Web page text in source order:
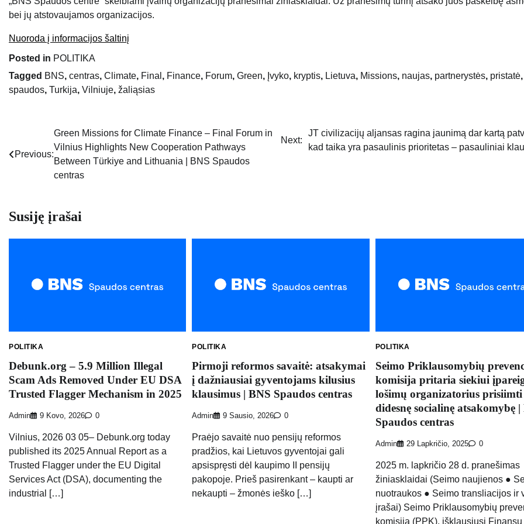
bei jų atstovaujamos organizacijos.
Nuoroda į informacijos šaltinį
Posted in POLITIKA
Tagged BNS, centras, Climate, Final , Finance, Forum, Green, Įvyko, kryptis, Lietuva, Missions, naujas, partnerystės, pristatė,
spaudos, Turkija, Vilniuje, žaliąsias
Navigacija
tarp
Previous:
Green Missions for Climate Finance – Final Forum in
Vilnius Highlights New Cooperation Pathways
Between Türkiye and Lithuania | BNS Spaudos
centras
Next:
JT civilizacijų aljansas ragina jaunimą dar kartą
kad taika yra pasaulinis prioritetas – pasauliniai
Susiję įrašai
POLITIKA
Debunk.org – 5.9 Million Illegal
Scam Ads Removed Under EU DSA
Trusted Flagger Mechanism in 2025
Admin 9 Kovo, 2026 0
Vilnius, 2026 03 05– Debunk.org today
published its 2025 Annual Report as a
Trusted Flagger under the EU Digital
Services Act (DSA), documenting the
industrial […]
POLITIKA
Pirmoji reformos savaitė: atsakymai
į dažniausiai gyventojams kilusius
klausimus | BNS Spaudos centras
Admin 9 Sausio, 2026 0
Praėjo savaitė nuo pensijų reformos
pradžios, kai Lietuvos gyventojai gali
apsispręsti dėl kaupimo II pensijų
pakopoje. Prieš pasirenkant – kaupti ar
nekaupti – žmonės ieško […]
POLITIKA
Seimo Priklausomybių
komisija pritaria siekiui
lošimų organizatorius prisiimti
didesnę socialinę atsakomybę |
Spaudos centras
Admin 29 Lapkričio, 2025 0
2025 m. lapkričio 28 d. pranešimas
žiniasklaidai (Seimo naujienos ●
nuotraukos ● Seimo transliacijos ir
įrašai) Seimo Priklausomybių
komisija (PPK), išklausiusi